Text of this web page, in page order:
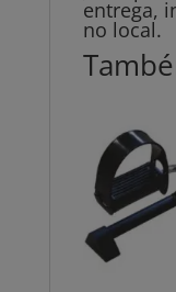
entrega,
no local.